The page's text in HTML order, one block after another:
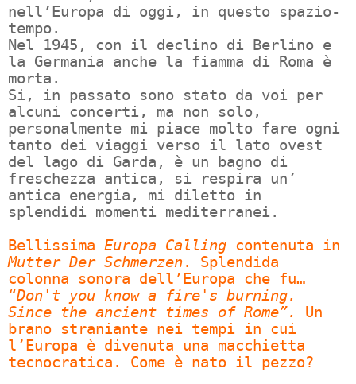
nell’Europa di oggi, in questo spazio-
tempo.
Nel 1945, con il declino di Berlino e
la Germania anche la fiamma di Roma è
morta.
Si, in passato sono stato da voi per
alcuni concerti, ma non solo,
personalmente mi piace molto fare ogni
tanto dei viaggi verso il lato ovest
del lago di Garda, è un bagno di
freschezza antica, si respira un’
antica energia, mi diletto in
splendidi momenti mediterranei.
Bellissima Europa Calling contenuta in
Mutter Der Schmerzen. Splendida
colonna sonora dell’Europa che fu…
“Don't you know a fire's burning.
Since the ancient times of Rome”.
Un
brano straniante nei tempi in cui
l’Europa è divenuta una macchietta
tecnocratica. Come è nato il pezzo?